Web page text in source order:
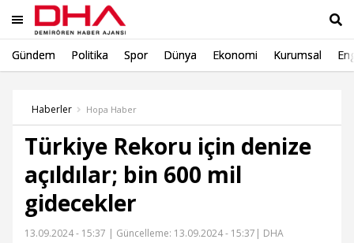
Gündem Politika Spor Dünya Ekonomi Kurumsal
Haberler Hopa Haber
Türkiye Rekoru için denize
açıldılar; bin 600 mil
gidecekler
13.09.2024 - 15:37 | Güncelleme: 13.09.2024 - 15:37 | DHA